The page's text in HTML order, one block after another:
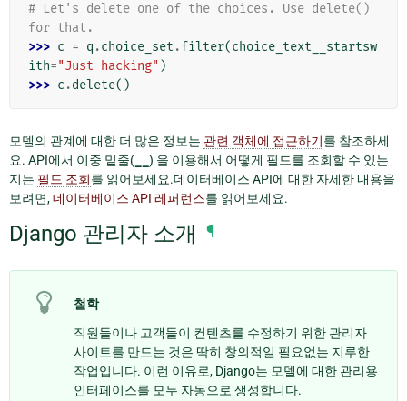
# Let's delete one of the choices. Use delete()
for that.
>>> c = q .choice_set .filter(choice_text__startsw
ith="Just hacking" )
>>> c .delete()
모델의 관계에 대한 더 많은 정보는 관련 객체에 접근하기를 참조하세
요. API에서 이중 밑줄(
) 을 이용해서 어떻게 필드를 조회할 수 있는
지는 필드 조회를 읽어보세요.데이터베이스 API에 대한 자세한 내용을
보려면,데이터베이스 API 레퍼런스를 읽어보세요.
Django 관리자 소개 ¶
철학
직원들이나 고객들이 컨텐츠를 수정하기 위한 관리자
사이트를 만드는 것은 딱히 창의적일 필요없는 지루한
작업입니다. 이런 이유로, Django는 모델에 대한 관리용
인터페이스를 모두 자동으로 생성합니다.